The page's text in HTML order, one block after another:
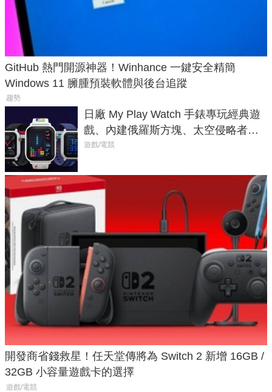
GitHub 熱門開源神器！Winhance 一鍵安全精簡
Windows 11 臃腫預裝軟體與後台追蹤
趨勢
日廠 My Play Watch 手錶專玩經典遊
戲、內建俄羅斯方塊、太空侵略者，
不過竟然不能連手機？
遊戲/電競
開發商省錢救星！任天堂傳將為 Switch 2 新增 16GB /
32GB 小容量遊戲卡的選擇
遊戲/電競